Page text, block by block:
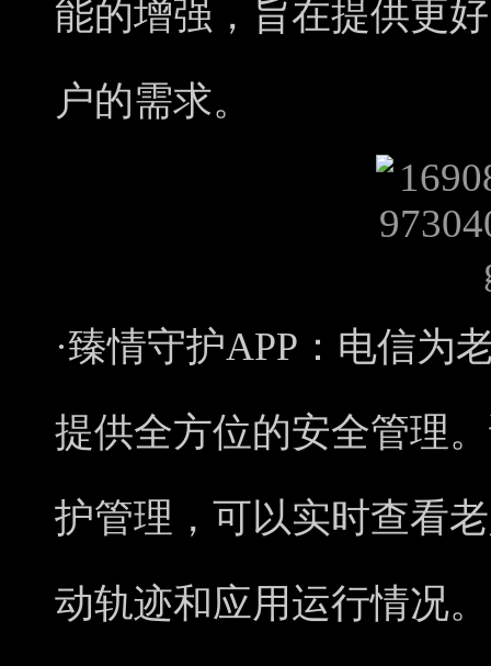
能的增强，旨在提供更
户的需求。
·臻情守护APP： 电信为
提供全方位的安全管理
护管理，可以实时查看
动轨迹和应用运行情况